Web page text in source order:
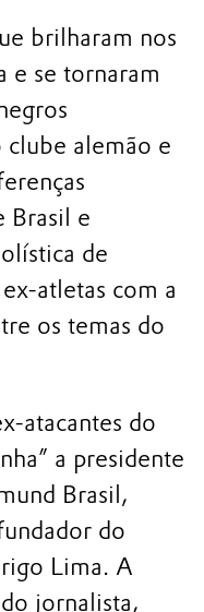
brilharam nos
e se tornaram
alemão e
Brasil e
de
atletas com a
os temas do
atacantes do
a presidente
Brasil,
do
Lima. A
jornalista,